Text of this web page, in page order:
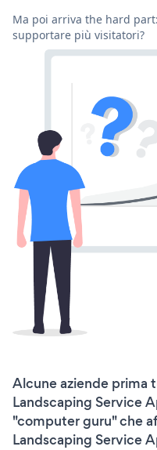
Ma poi arriva the hard
supportare più visitatori?
Alcune aziende prima
Landscaping Service
"computer guru" che
Landscaping Service